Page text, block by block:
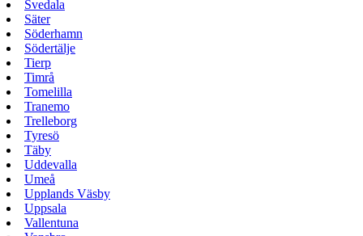
Svedala
Säter
Söderhamn
Södertälje
Tierp
Timrå
Tomelilla
Tranemo
Trelleborg
Tyresö
Täby
Uddevalla
Umeå
Upplands Väsby
Uppsala
Vallentuna